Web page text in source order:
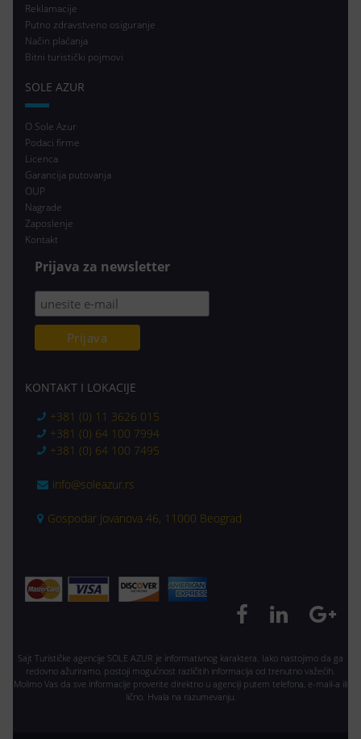
Reklamacije
Putno zdravstveno osiguranje
Način plaćanja
Bitni turistički pojmovi
SOLE AZUR
O Sole Azur
Podaci firme
Licenca
Garancija putovanja
OUP
Nagrade
Zaposlenje
Kontakt
Prijava za newsletter
KONTAKT I LOKACIJE
+381 (0) 11 3626 015
+381 (0) 64 100 7994
+381 (0) 64 100 7495
info@soleazur.rs
Gospodar Jovanova 46, 11000 Beograd
Sajt Turističke agencije SOLE AZUR je informativnog karaktera. Iako nastojimo da ga
redovno ažuriramo, postoji mogućnost različitih informacija od trenutno važećih.
Molimo Vas da sve informacije proverite direktno u agenciji putem telefona, e-mail-a ili
lično. Hvala na razumevanju.